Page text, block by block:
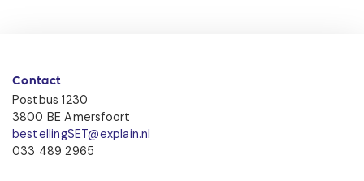
Contact
Postbus 1230
3800 BE Amersfoort
bestellingSET@explain.nl
033 489 2965